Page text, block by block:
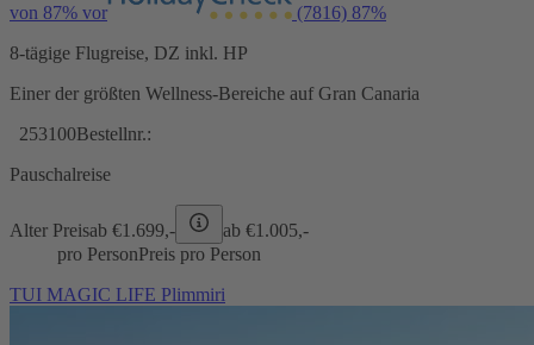
von 87% vor (7816) 87%
8-tägige Flugreise, DZ inkl. HP
Einer der größten Wellness-Bereiche auf Gran Canaria
253100Bestellnr.:
Pauschalreise
Alter Preisab €1.699,- ab €1.005,-
pro PersonPreis pro Person
TUI MAGIC LIFE Plimmiri